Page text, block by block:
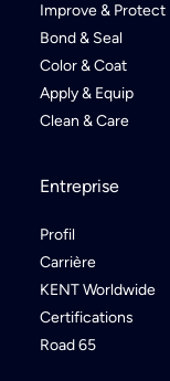
Improve & Protect
Bond & Seal
Color & Coat
Apply & Equip
Clean & Care
Entreprise
Profil
Carrière
KENT Worldwide
Certifications
Road 65